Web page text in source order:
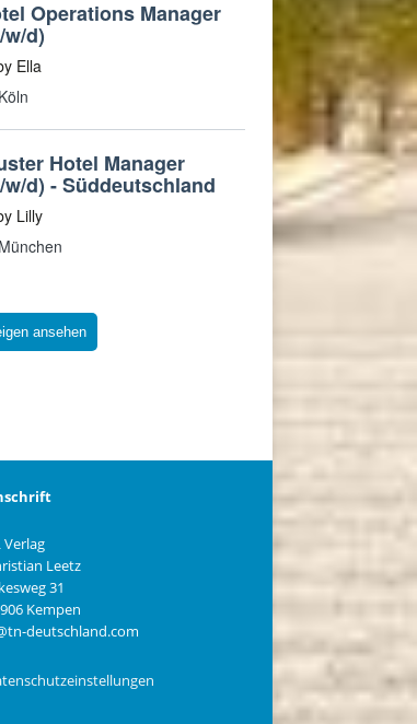
ansehen
Verlag
Leetz
31
Kempen
deutschland.com